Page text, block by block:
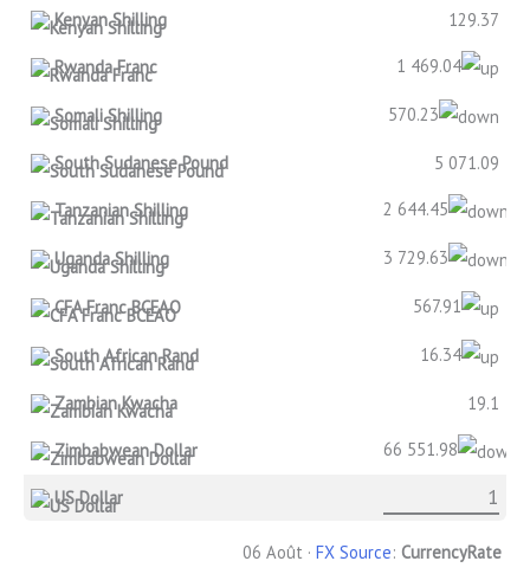
Kenyan Shilling 129.37
Rwanda Franc 1 469.04
Somali Shilling 570.23
South Sudanese Pound 5 071.09
Tanzanian Shilling 2 644.45
Uganda Shilling 3 729.63
CFA Franc BCEAO 567.91
South African Rand 16.34
Zambian Kwacha 19.1
Zimbabwean Dollar 66 551.98
US Dollar
06 Août · FX Source: CurrencyRate